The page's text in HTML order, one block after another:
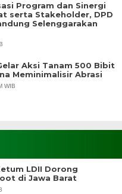
Program dan Sinergi
serta Stakeholder, DPD
Selenggarakan
Aksi Tanam 500 Bibit
Meminimalisir Abrasi
WIB
LDII Dorong
di Jawa Barat